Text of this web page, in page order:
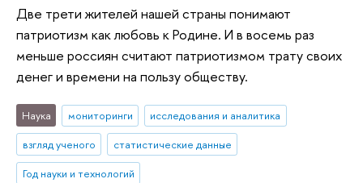
Две трети жителей нашей страны понимают
патриотизм как любовь к Родине. И в восемь раз
меньше россиян считают патриотизмом трату своих
денег и времени на пользу обществу.
Наука мониторинги
исследования и аналитика
взгляд ученого
статистические данные
Год науки и технологий